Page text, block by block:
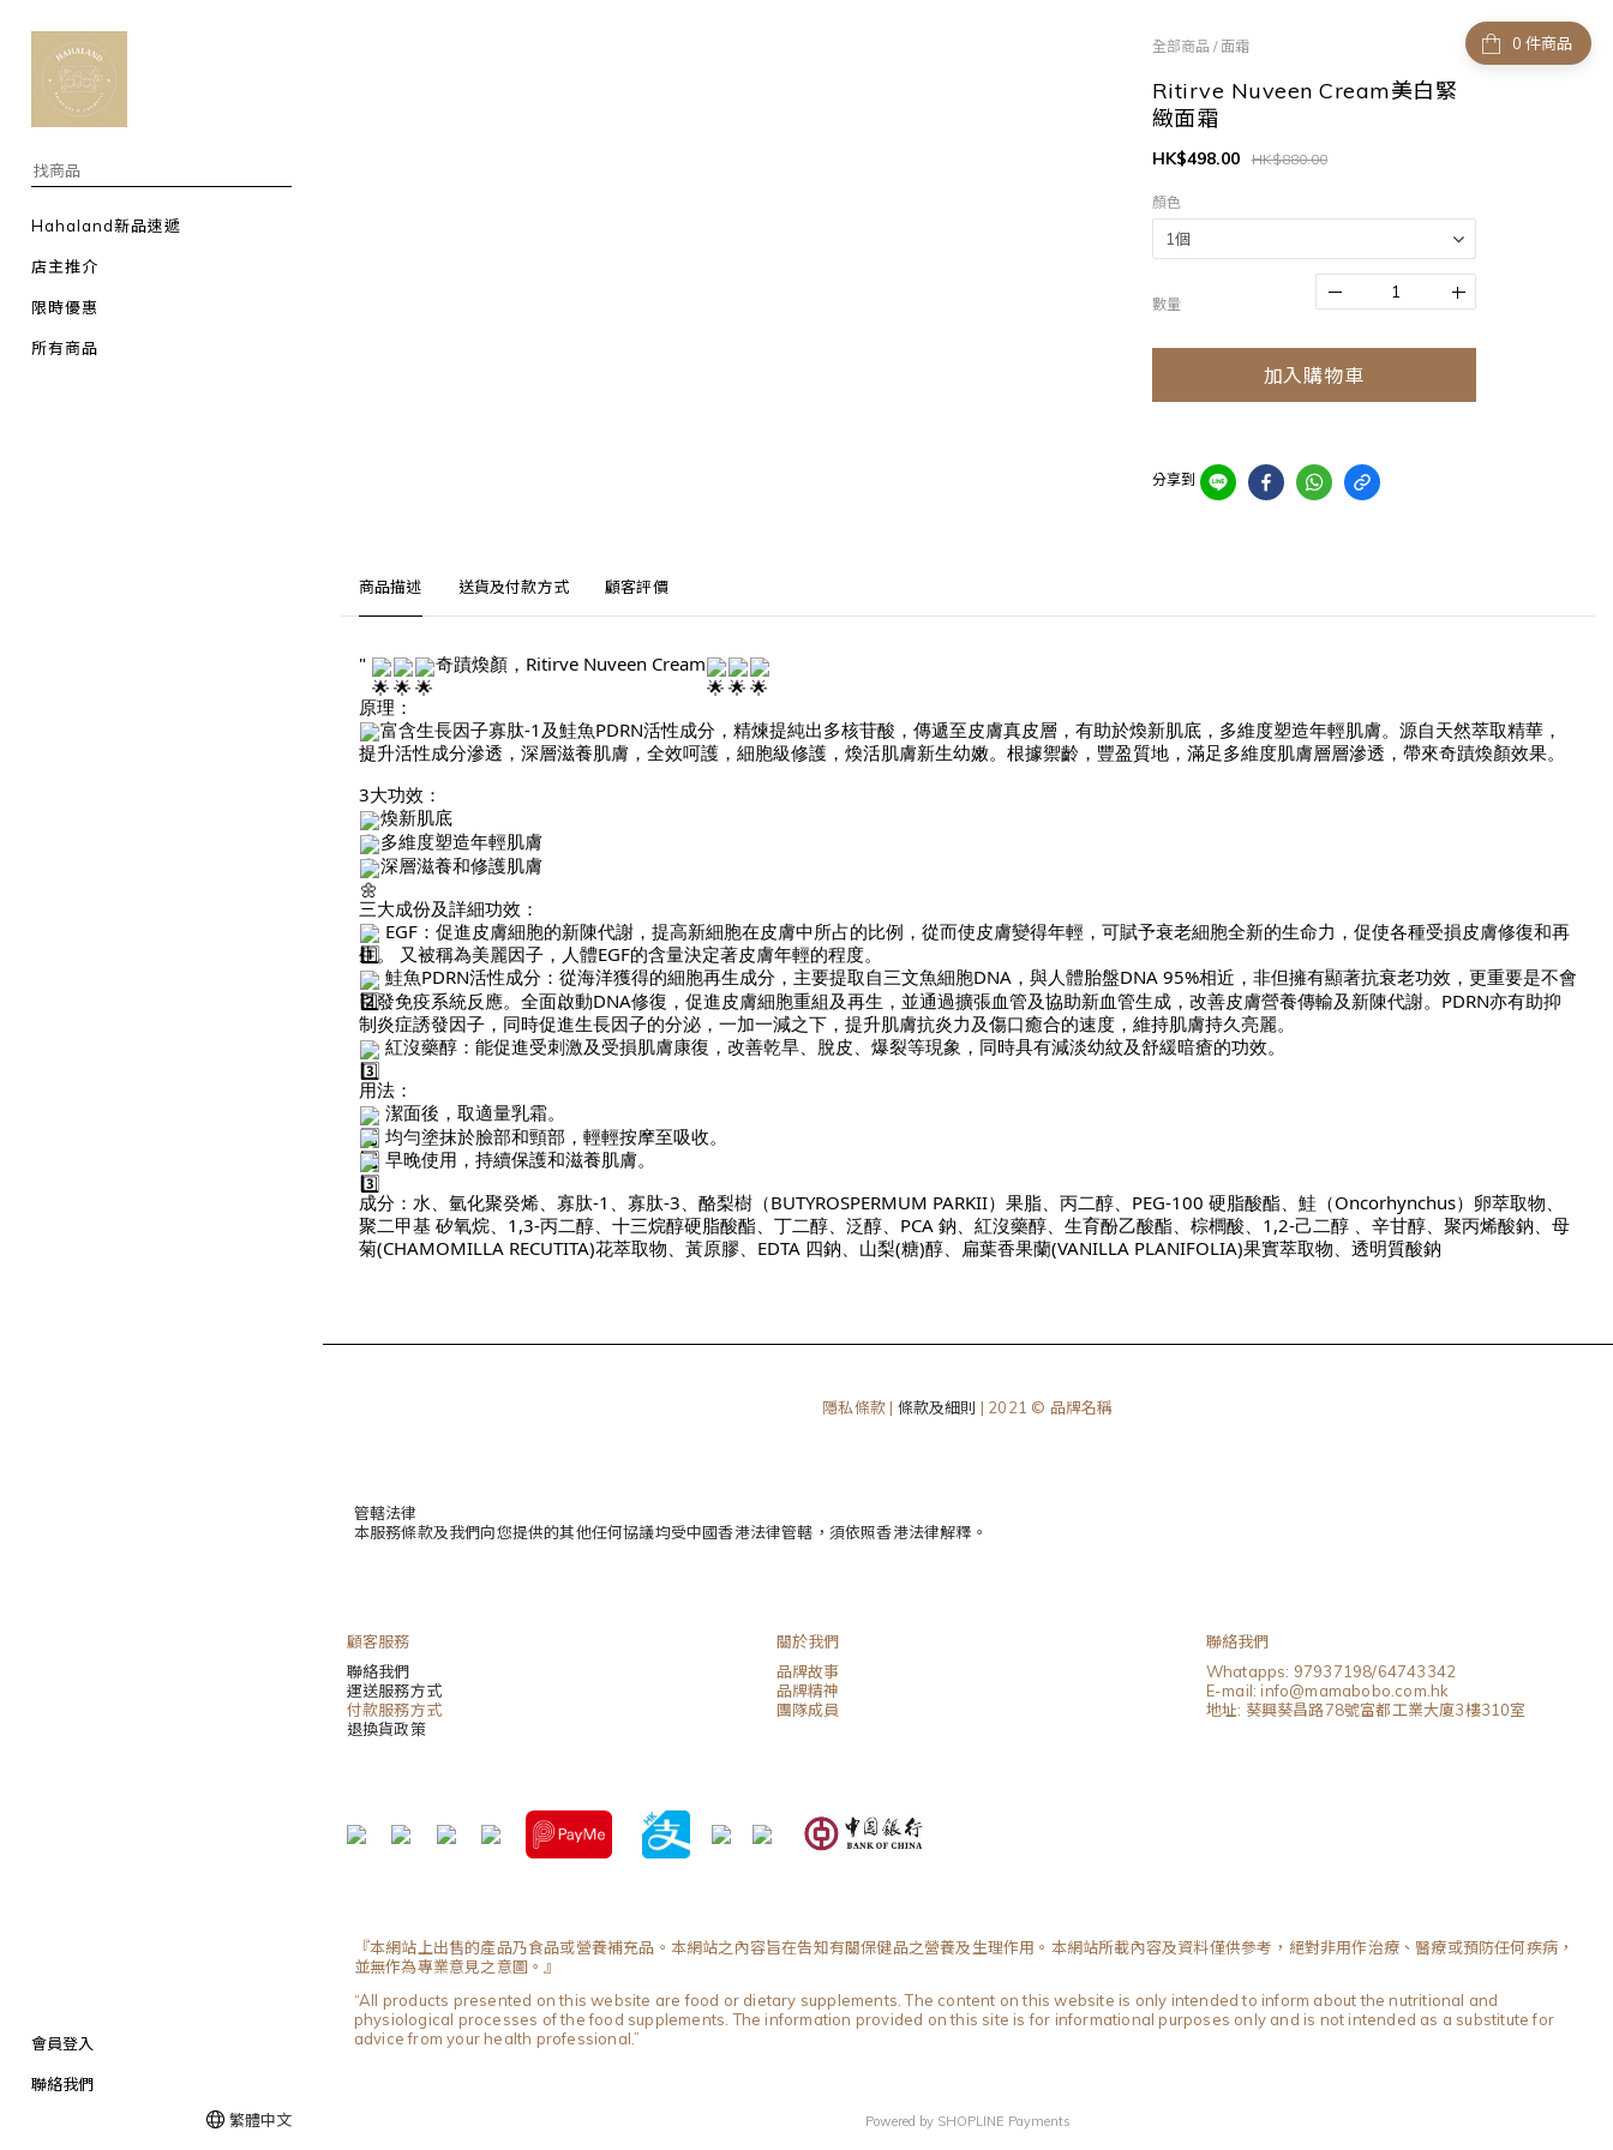
Hahaland新品速遞
店主推介
限時優惠
所有商品
會員登入
聯絡我們
繁體中文
件商品
全部商品 / 面霜
Ritirve Nuveen Cream美白緊
緻面霜
HK$880.00
HK$498.00
顏色
數量
加入購物車
分享到
商品描述 送貨及付款方式 顧客評價
"
奇蹟煥顏，Ritirve Nuveen Cream
原理：
富含生長因子寡肽-1及鮭魚PDRN活性成分，精煉提純出多核苷酸，傳遞至皮膚真皮層，有助於煥新肌底，多維度塑造年輕肌膚。源自天然萃取精華，
提升活性成分滲透，深層滋養肌膚，全效呵護，細胞級修護，煥活肌膚新生幼嫩。根據禦齡，豐盈質地，滿足多維度肌膚層層滲透，帶來奇蹟煥顏效果。
3大功效：
煥新肌底
多維度塑造年輕肌膚
深層滋養和修護肌膚
三大成份及詳細功效：
EGF：促進皮膚細胞的新陳代謝，提高新細胞在皮膚中所占的比例，從而使皮膚變得年輕，可賦予衰老細胞全新的生命力，促使各種受損皮膚修復和再
生。 又被稱為美麗因子，人體EGF的含量決定著皮膚年輕的程度。
鮭魚PDRN活性成分：從海洋獲得的細胞再生成分，主要提取自三文魚細胞DNA，與人體胎盤DNA 95%相近，非但擁有顯著抗衰老功效，更重要是不會
引發免疫系統反應。全面啟動DNA修復，促進皮膚細胞重組及再生，並通過擴張血管及協助新血管生成，改善皮膚營養傳輸及新陳代謝。PDRN亦有助抑
制炎症誘發因子，同時促進生長因子的分泌，一加一減之下，提升肌膚抗炎力及傷口癒合的速度，維持肌膚持久亮麗。
紅沒藥醇：能促進受刺激及受損肌膚康復，改善乾旱、脫皮、爆裂等現象，同時具有減淡幼紋及舒緩暗瘡的功效。
用法：
潔面後，取適量乳霜。
均勻塗抹於臉部和頸部，輕輕按摩至吸收。
早晚使用，持續保護和滋養肌膚。
成分：水、氫化聚癸烯、寡肽-1、寡肽-3、酪梨樹（BUTYROSPERMUM PARKII）果脂、丙二醇、PEG-100 硬脂酸酯、鮭（Oncorhynchus）卵萃取物、
聚二甲基 矽氧烷、1,3-丙二醇、十三烷醇硬脂酸酯、丁二醇、泛醇、PCA 鈉、紅沒藥醇、生育酚乙酸酯、棕櫚酸、1,2-己二醇 、辛甘醇、聚丙烯酸鈉、母
菊(CHAMOMILLA RECUTITA)花萃取物、黃原膠、EDTA 四鈉、山梨(糖)醇、扁葉香果蘭(VANILLA PLANIFOLIA)果實萃取物、透明質酸鈉
隱私條款 | 條款及細則 | 2021 © 品牌名稱
管轄法律
本服務條款及我們向您提供的其他任何協議均受中國香港法律管轄，須依照香港法律解釋。
顧客服務
聯絡我們
運送服務方式
付款服務方式
退換貨政策
關於我們
品牌故事
品牌精神
團隊成員
聯絡我們
Whatapps: 97937198/64743342
E-mail: info@mamabobo.com.hk
地址: 葵興葵昌路78號富都工業大廈3樓310室
『本網站上出售的產品乃食品或營養補充品。本網站之內容旨在告知有關保健品之營養及生理作用。本網站所載內容及資料僅供參考，絕對非用作治療、醫療或預防任何疾病，
並無作為專業意見之意圖。』
“All products presented on this website are food or dietary supplements. The content on this website is only intended to inform about the nutritional and
physiological processes of the food supplements. The information provided on this site is for informational purposes only and is not intended as a substitute for
advice from your health professional.”
Powered by SHOPLINE Payments